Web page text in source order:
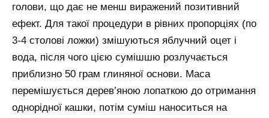
голови, що дає не менш виражений позитивний
ефект. Для такої процедури в рівних пропорціях (по
3-4 столові ложки) змішуються яблучний оцет і
вода, після чого цією сумішшю розлучається
приблизно 50 грам глиняної основи. Маса
перемішується дерев’яною лопаткою до отримання
однорідної кашки, потім суміш наноситься на